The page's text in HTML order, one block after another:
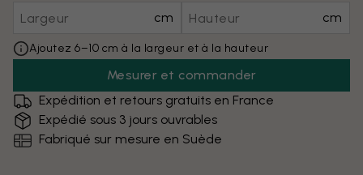
cm
cm
Ajoutez 6–10 cm à la largeur et à la hauteur
Mesurer et commander
Expédition et retours gratuits en France
Expédié sous 3 jours ouvrables
Fabriqué sur mesure en Suède